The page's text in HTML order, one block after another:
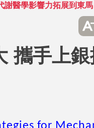
謝醫學影響力拓展到東馬
攜手上